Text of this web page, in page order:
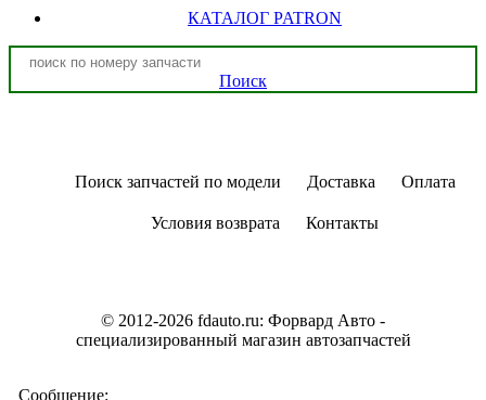
КАТАЛОГ PATRON
Поиск
Поиск запчастей по модели Доставка Оплата
Условия возврата Контакты
© 2012-2026 fdauto.ru: Форвард Авто -
специализированный магазин автозапчастей
Сообщение: